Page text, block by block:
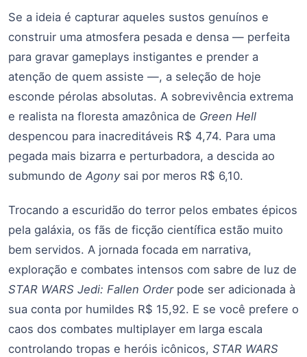
Se a ideia é capturar aqueles sustos genuínos e
construir uma atmosfera pesada e densa — perfeita
para gravar gameplays instigantes e prender a
atenção de quem assiste —, a seleção de hoje
esconde pérolas absolutas. A sobrevivência extrema
e realista na floresta amazônica de Green Hell
despencou para inacreditáveis R$ 4,74. Para uma
pegada mais bizarra e perturbadora, a descida ao
submundo de Agonysai por meros R$ 6,10.
Trocando a escuridão do terror pelos embates épicos
pela galáxia, os fãs de ficção científica estão muito
bem servidos. A jornada focada em narrativa,
exploração e combates intensos com sabre de luz de
STAR WARS Jedi: Fallen Orderpode ser adicionada à
sua conta por humildes R$ 15,92. E se você prefere o
caos dos combates multiplayer em larga escala
controlando tropas e heróis icônicos, STAR WARS